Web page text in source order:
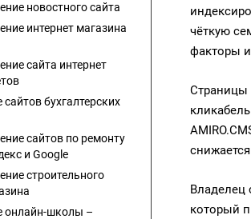
чёткую
факторы
Страницы
Владелец
который
новостного сайта
интернет магазина
сайта интернет
бухгалтерских
сайтов по ремонту
и Google
строительного
онлайн-школы –